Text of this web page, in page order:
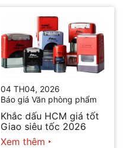
04 TH04, 2026
Báo giá Văn phòng phẩm
Khắc dấu HCM giá tốt
Giao siêu tốc 2026
Xem thêm